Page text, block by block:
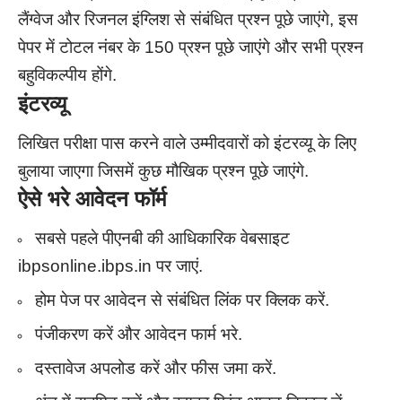
लैंग्वेज और रिजनल इंग्लिश से संबंधित प्रश्न पूछे जाएंगे, इस
पेपर में टोटल नंबर के 150 प्रश्न पूछे जाएंगे और सभी प्रश्न
बहुविकल्पीय होंगे.
इंटरव्यू
लिखित परीक्षा पास करने वाले उम्मीदवारों को इंटरव्यू के लिए
बुलाया जाएगा जिसमें कुछ मौखिक प्रश्न पूछे जाएंगे.
ऐसे भरे आवेदन फॉर्म
सबसे पहले पीएनबी की आधिकारिक वेबसाइट
ibpsonline.ibps.in पर जाएं.
होम पेज पर आवेदन से संबंधित लिंक पर क्लिक करें.
पंजीकरण करें और आवेदन फार्म भरे.
दस्तावेज अपलोड करें और फीस जमा करें.